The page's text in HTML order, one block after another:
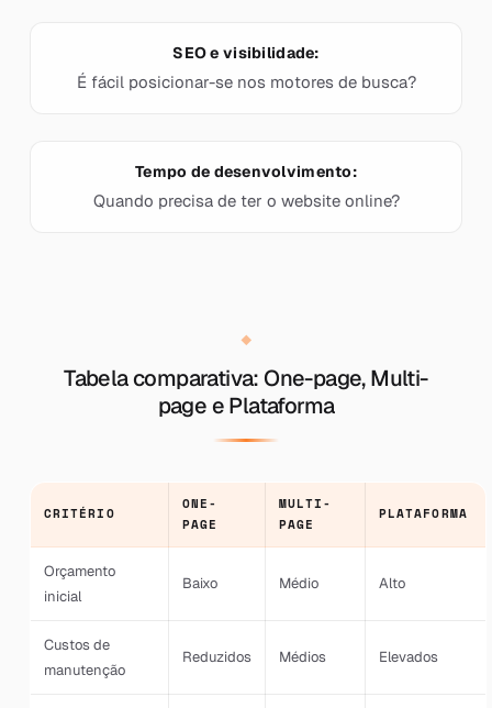
SEO e visibilidade:
É fácil posicionar-se nos motores de busca?
Tempo de desenvolvimento:
Quando precisa de ter o website online?
Tabela comparativa: One-page, Multi-
page e Plataforma
CRITÉRIO
ONE-
PAGE
MULTI-
PAGE
PLATAFORMA
Orçamento
inicial
Baixo Médio Alto
Custos de
manutenção
Reduzidos Médios Elevados